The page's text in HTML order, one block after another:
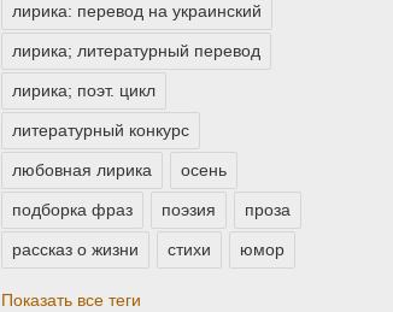
лирика: перевод на украинский
лирика; литературный перевод
лирика; поэт. цикл
литературный конкурс
любовная лирика осень
подборка фраз поэзия проза
рассказ о жизни стихи юмор
Показать все теги